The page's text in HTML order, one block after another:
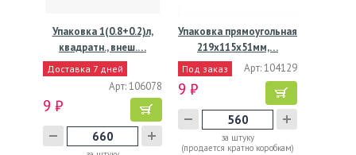
Упаковка 1(0.8+0.2)л,
квадратн., внеш.…
Доставка 7 дней
Арт: 106078
9 ₽
Упаковка прямоугольная
219x115x51мм,…
Под заказ Арт: 104129
9 ₽
за штуку
(продается кратно коробкам)